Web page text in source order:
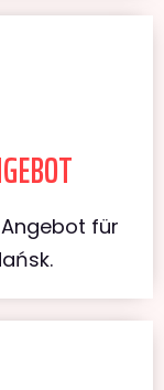
für